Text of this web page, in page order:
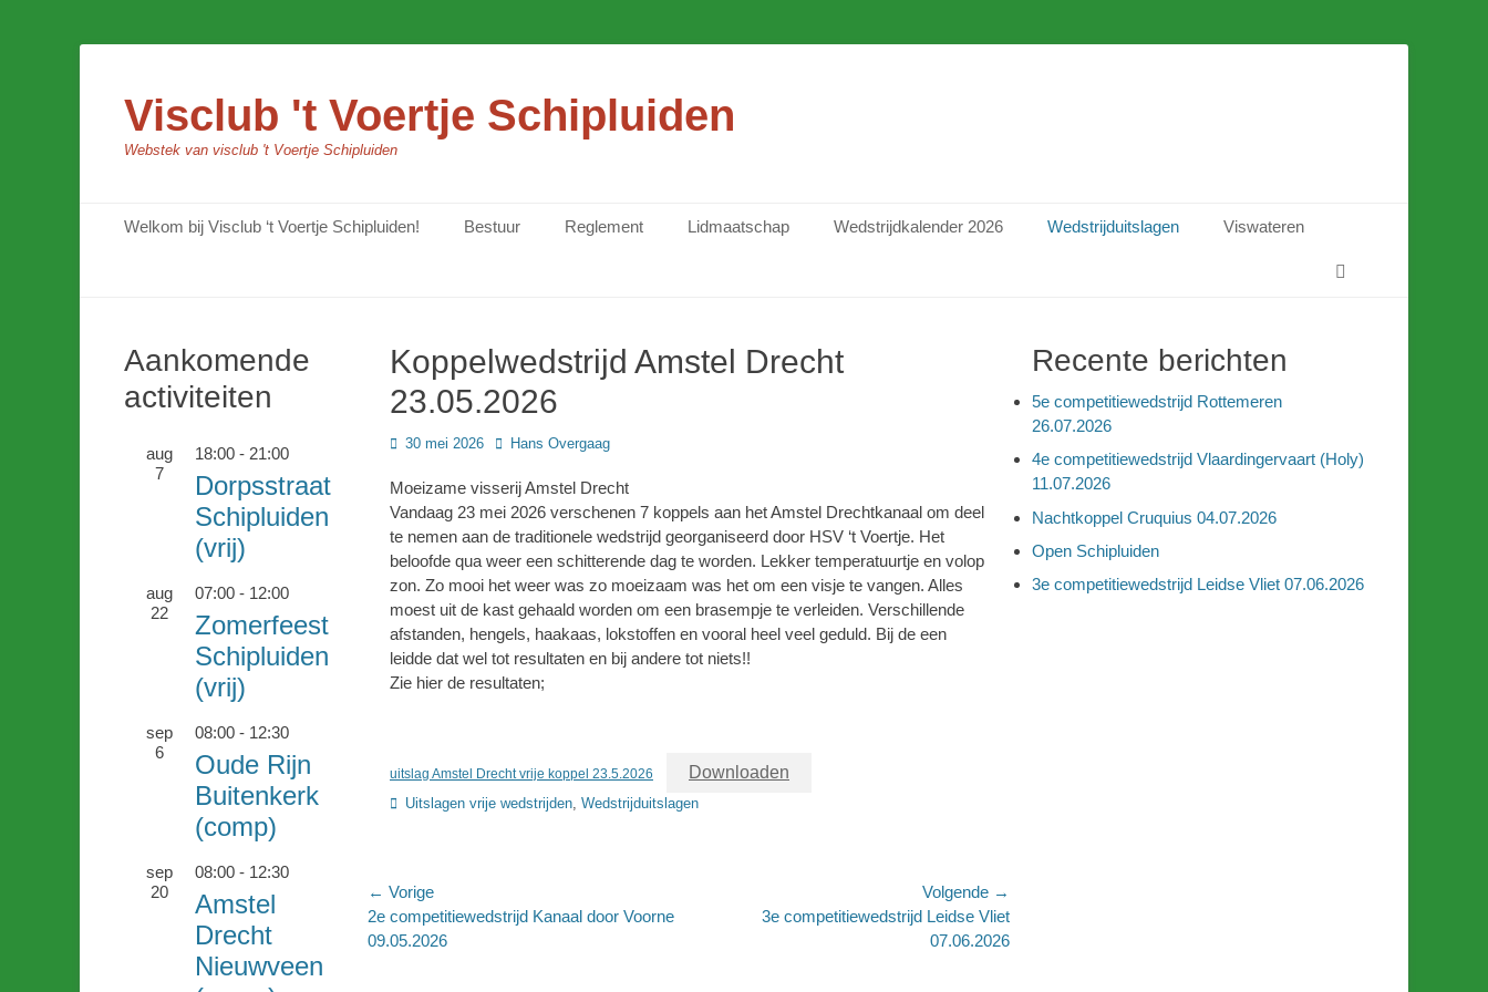
Visclub 't Voertje Schipluiden
Webstek van visclub 't Voertje Schipluiden
Primair menu
naar
Welkom bij Visclub ‘t Voertje Schipluiden! Bestuur Reglement Lidmaatschap Wedstrijdkalender 2026 Wedstrijduitslagen
Viswateren
Koppelwedstrijd Amstel Drecht
23.05.2026
Geplaatst
30 mei 2026 Author
Hans Overgaag
Moeizame visserij Amstel Drecht
Vandaag 23 mei 2026 verschenen 7 koppels aan het Amstel Drechtkanaal om deel
te nemen aan de traditionele wedstrijd georganiseerd door HSV ‘t Voertje. Het
beloofde qua weer een schitterende dag te worden. Lekker temperatuurtje en volop
zon. Zo mooi het weer was zo moeizaam was het om een visje te vangen. Alles
moest uit de kast gehaald worden om een brasempje te verleiden. Verschillende
afstanden, hengels, haakaas, lokstoffen en vooral heel veel geduld. Bij de een
leidde dat wel tot resultaten en bij andere tot niets!!
Zie hier de resultaten;
uitslag Amstel Drecht vrije koppel 23.5.2026 Downloaden
Categorieën
Uitslagen vrije wedstrijden, Wedstrijduitslagen
Bericht
navigatie
← Vorige
Vorig
bericht:
2e competitiewedstrijd Kanaal door Voorne
09.05.2026
Volgende →
3e competitiewedstrijd Leidse Vliet
07.06.2026
Recente berichten
5e competitiewedstrijd Rottemeren
26.07.2026
4e competitiewedstrijd Vlaardingervaart (Holy)
11.07.2026
Nachtkoppel Cruquius 04.07.2026
Open Schipluiden
3e competitiewedstrijd Leidse Vliet 07.06.2026
Aankomende
activiteiten
aug
7
18:00 - 21:00
Dorpsstraat
Schipluiden
(vrij)
aug
22
07:00 - 12:00
Zomerfeest
Schipluiden
(vrij)
sep
6
08:00 - 12:30
Oude Rijn
Buitenkerk
(comp)
sep
20
08:00 - 12:30
Amstel
Drecht
Nieuwveen